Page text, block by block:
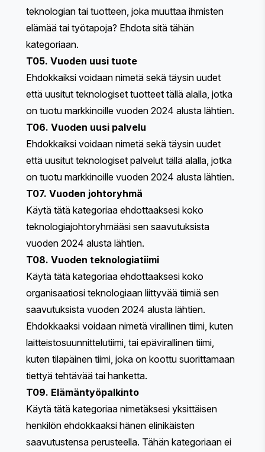
teknologian tai tuotteen, joka muuttaa ihmisten
elämää tai työtapoja? Ehdota sitä tähän
kategoriaan.
T05. Vuoden uusi tuote
Ehdokkaiksi voidaan nimetä sekä täysin uudet
että uusitut teknologiset tuotteet tällä alalla, jotka
on tuotu markkinoille vuoden 2024 alusta lähtien.
T06. Vuoden uusi palvelu
Ehdokkaiksi voidaan nimetä sekä täysin uudet
että uusitut teknologiset palvelut tällä alalla, jotka
on tuotu markkinoille vuoden 2024 alusta lähtien.
T07. Vuoden johtoryhmä
Käytä tätä kategoriaa ehdottaaksesi koko
teknologiajohtoryhmääsi sen saavutuksista
vuoden 2024 alusta lähtien.
T08. Vuoden teknologiatiimi
Käytä tätä kategoriaa ehdottaaksesi koko
organisaatiosi teknologiaan liittyvää tiimiä sen
saavutuksista vuoden 2024 alusta lähtien.
Ehdokkaaksi voidaan nimetä virallinen tiimi, kuten
laitteistosuunnittelutiimi, tai epävirallinen tiimi,
kuten tilapäinen tiimi, joka on koottu suorittamaan
tiettyä tehtävää tai hanketta.
T09. Elämäntyöpalkinto
Käytä tätä kategoriaa nimetäksesi yksittäisen
henkilön ehdokkaaksi hänen elinikäisten
saavutustensa perusteella. Tähän kategoriaan ei